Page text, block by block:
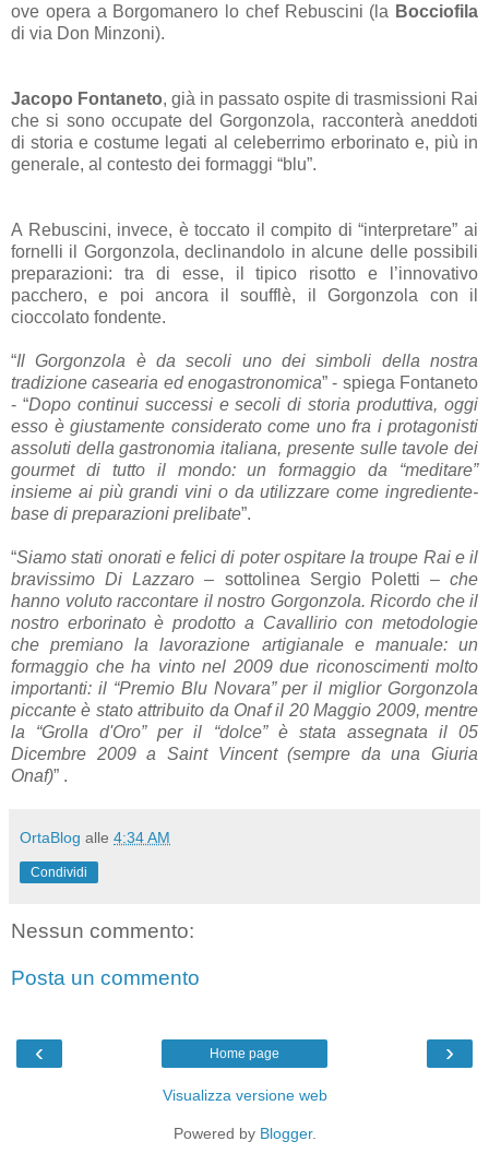
ove opera a Borgomanero lo chef Rebuscini (la Bocciofila
di via Don Minzoni).
Jacopo Fontaneto, già in passato ospite di trasmissioni Rai
che si sono occupate del Gorgonzola, racconterà aneddoti
di storia e costume legati al celeberrimo erborinato e, più in
generale, al contesto dei formaggi “blu”.
A Rebuscini, invece, è toccato il compito di “interpretare” ai
fornelli il Gorgonzola, declinandolo in alcune delle possibili
preparazioni: tra di esse, il tipico risotto e l’innovativo
pacchero, e poi ancora il soufflè, il Gorgonzola con il
cioccolato fondente.
“Il Gorgonzola è da secoli uno dei simboli della nostra
tradizione casearia ed enogastronomica” - spiega Fontaneto
- “Dopo continui successi e secoli di storia produttiva, oggi
esso è giustamente considerato come uno fra i protagonisti
assoluti della gastronomia italiana, presente sulle tavole dei
gourmet di tutto il mondo: un formaggio da “meditare”
insieme ai più grandi vini o da utilizzare come ingrediente-
base di preparazioni prelibate”.
“Siamo stati onorati e felici di poter ospitare la troupe Rai e il
bravissimo Di Lazzaro – sottolinea Sergio Poletti – che
hanno voluto raccontare il nostro Gorgonzola. Ricordo che il
nostro erborinato è prodotto a Cavallirio con metodologie
che premiano la lavorazione artigianale e manuale: un
formaggio che ha vinto nel 2009 due riconoscimenti molto
importanti: il “Premio Blu Novara” per il miglior Gorgonzola
piccante è stato attribuito da Onaf il 20 Maggio 2009, mentre
la “Grolla d'Oro” per il “dolce” è stata assegnata il 05
Dicembre 2009 a Saint Vincent (sempre da una Giuria
Onaf)” .
OrtaBlog alle 4:34 AM
Condividi
Nessun commento:
Posta un commento
‹ ›
Home page
Visualizza versione web
Powered by Blogger.